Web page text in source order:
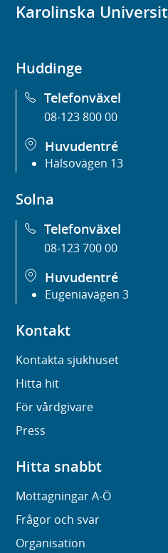
Karolinska
Huddinge
Telefonväxel
08-123 800 00
Huvudentré
Hälsovägen 13
Solna
Telefonväxel
08-123 700 00
Huvudentré
Eugeniavägen 3
Kontakt
Kontakta sjukhuset
Hitta hit
För vårdgivare
Press
Hitta snabbt
Mottagningar A-Ö
Frågor och svar
Organisation